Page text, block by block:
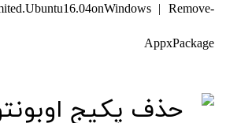
| Remove-
AppxPackage